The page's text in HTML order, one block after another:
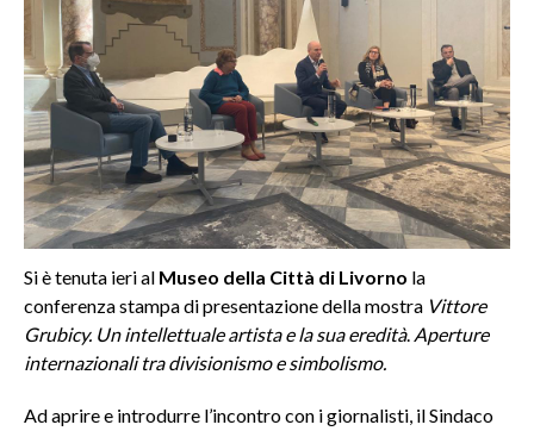
Si è tenuta ieri al Museo della Città di Livorno la
conferenza stampa di presentazione della mostra Vittore
Grubicy. Un intellettuale artista e la sua eredità. Aperture
internazionali tra divisionismo e simbolismo.
Ad aprire e introdurre l’incontro con i giornalisti, il Sindaco